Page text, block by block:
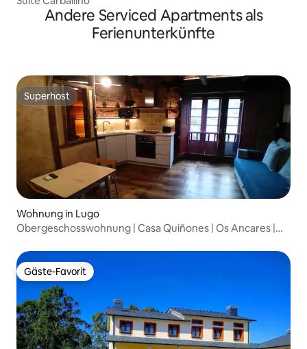
Andere Serviced Apartments als
Ferienunterkünfte
Superhost
Superhost
Wohnung in Lugo
Obergeschosswohnung | Casa Quiñones | Os Ancares |
Gäste-Favorit
Gäste-Favorit